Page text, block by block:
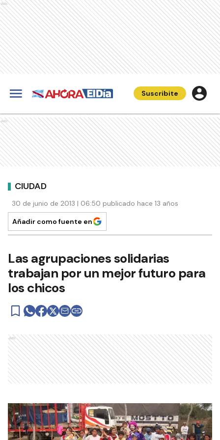
Ads
Suscribite
Ads
CIUDAD
30 de junio de 2013 | 06:50 publicado hace 13 años
Añadir como fuente en
Las agrupaciones solidarias
trabajan por un mejor futuro para
los chicos
Ads